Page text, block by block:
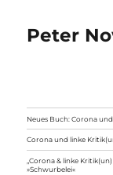
Peter
Neues Buch: Corona
Corona und linke
„Corona & linke
»Schwurbelei«